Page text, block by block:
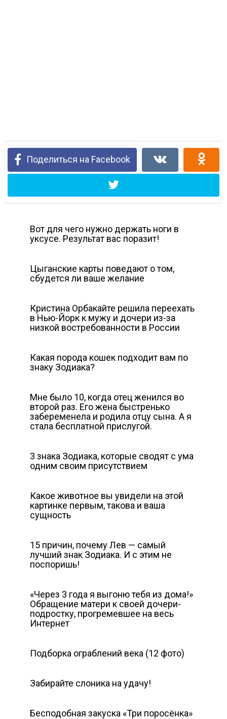
Поделиться на Facebook
Вот для чего нужно держать ноги в
уксусе. Результат вас поразит!
Цыганские карты поведают о том,
сбудется ли ваше желание
Кристина Орбакайте решила переехать
в Нью-Йорк к мужу и дочери из-за
низкой востребованности в России
Какая порода кошек подходит вам по
знаку Зодиака?
Мне было 10, когда отец женился во
второй раз. Его жена быстренько
забеременела и родила отцу сына. А я
стала бесплатной прислугой.
3 знака Зодиака, которые сводят с ума
одним своим присутствием
Какое животное вы увидели на этой
картинке первым, такова и ваша
сущность
15 причин, почему Лев — самый
лучший знак Зодиака. И с этим не
поспоришь!
«Через 3 года я выгоню тебя из дома!»
Обращение матери к своей дочери-
подростку, прогремевшее на весь
Интернет
Подборка ограблений века (12 фото)
Забирайте слоника на удачу!
Бесподобная закуска «Три поросёнка»